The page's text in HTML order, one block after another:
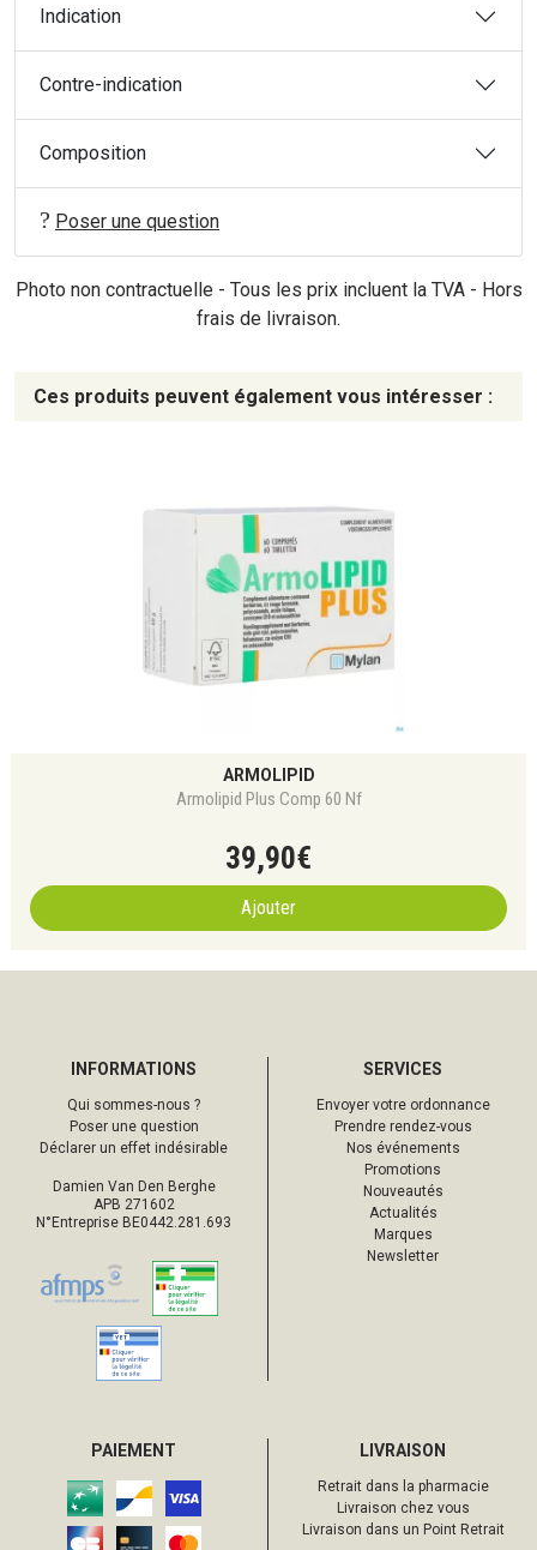
Indication
Contre-indication
Composition
Poser une question
Photo non contractuelle - Tous les prix incluent la TVA - Hors
frais de livraison.
Ces produits peuvent également vous intéresser :
ARMOLIPID
Armolipid Plus Comp 60 Nf
39,90€
Ajouter
INFORMATIONS
Qui sommes-nous ?
Poser une question
Déclarer un effet indésirable
Damien Van Den Berghe
APB 271602
N°Entreprise BE0442.281.693
SERVICES
Envoyer votre ordonnance
Prendre rendez-vous
Nos événements
Promotions
Nouveautés
Actualités
Marques
Newsletter
PAIEMENT LIVRAISON
Retrait dans la pharmacie
Livraison chez vous
Livraison dans un Point Retrait